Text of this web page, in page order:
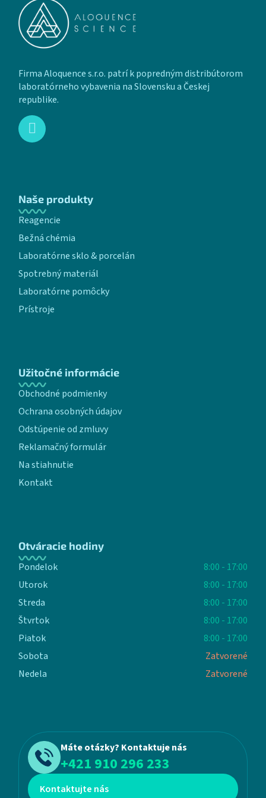
Firma Aloquence s.r.o. patrí k popredným distribútorom
laboratórneho vybavenia na Slovensku a Českej
republike.
Naše produkty
Reagencie
Bežná chémia
Laboratórne sklo & porcelán
Spotrebný materiál
Laboratórne pomôcky
Prístroje
Užitočné informácie
Obchodné podmienky
Ochrana osobných údajov
Odstúpenie od zmluvy
Reklamačný formulár
Na stiahnutie
Kontakt
Otváracie hodiny
Pondelok
8:00 - 17:00
Utorok
8:00 - 17:00
Streda
8:00 - 17:00
Štvrtok
8:00 - 17:00
Piatok
8:00 - 17:00
Sobota
Zatvorené
Nedela
Zatvorené
Máte otázky? Kontaktuje nás
+421 910 296 233
Kontaktujte nás